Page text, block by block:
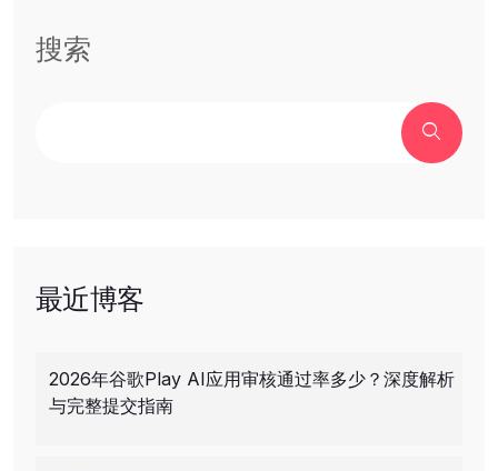
搜索
最近博客
2026年谷歌Play AI应用审核通过率多少？深度解析
与完整提交指南